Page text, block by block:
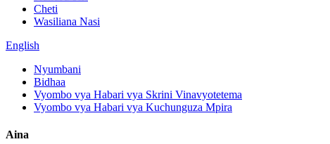
Cheti
Wasiliana Nasi
English
Nyumbani
Bidhaa
Vyombo vya Habari vya Skrini Vinavyotetema
Vyombo vya Habari vya Kuchunguza Mpira
Aina